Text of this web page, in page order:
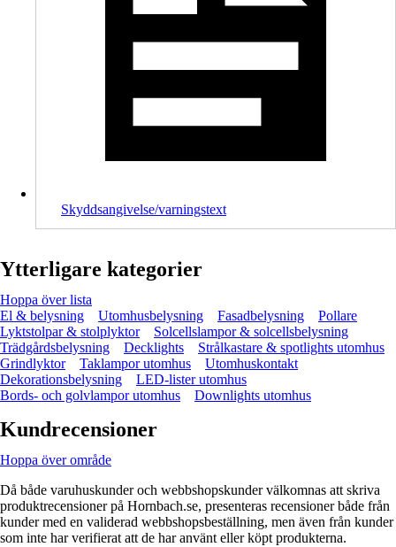
Skyddsangivelse/varningstext
Ytterligare kategorier
Hoppa över lista
El & belysning
Utomhusbelysning Fasadbelysning
Pollare
Lyktstolpar & stolplyktor
Solcellslampor & solcellsbelysning
Trädgårdsbelysning
Decklights
Strålkastare & spotlights utomhus
Grindlyktor
Taklampor utomhus
Utomhuskontakt
Dekorationsbelysning
LED-lister utomhus
Bords- och golvlampor utomhus
Downlights utomhus
Kundrecensioner
Hoppa över område
Då både varuhuskunder och webbshopskunder välkomnas att skriva
produktrecensioner på Hornbach.se, presenteras recensioner både från
kunder med en validerad webbshopsbeställning, men även från kunder
som inte har verifierat att de har använt eller köpt produkterna.